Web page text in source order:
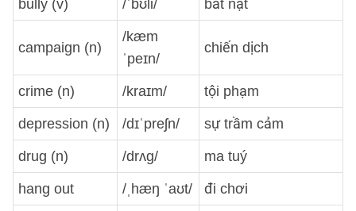
bully (v) /ˈbʊli/ bắt nạt
campaign (n)
/kæm
ˈpeɪn/
chiến dịch
crime (n) /kraɪm/ tội phạm
depression (n) /dɪˈpreʃn/ sự trầm cảm
drug (n) /drʌg/ ma tuý
hang out /ˌhæŋ ˈaʊt/ đi chơi